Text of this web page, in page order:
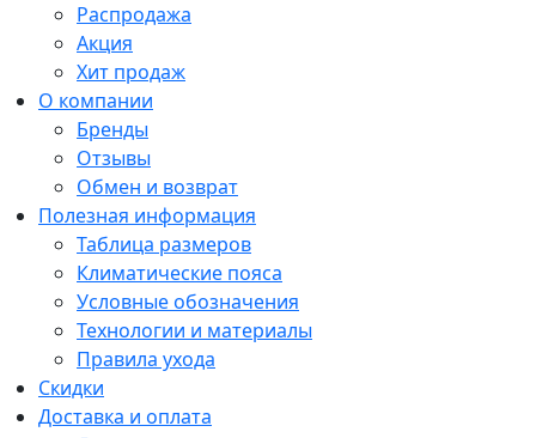
Распродажа
Акция
Хит продаж
О компании
Бренды
Отзывы
Обмен и возврат
Полезная информация
Таблица размеров
Климатические пояса
Условные обозначения
Технологии и материалы
Правила ухода
Скидки
Доставка и оплата